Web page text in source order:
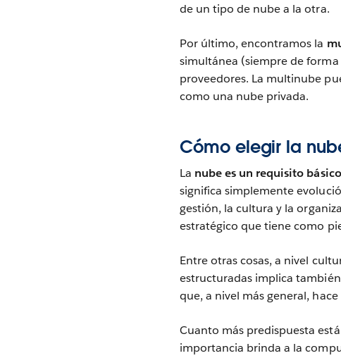
de un tipo de nube a la otra.
Por último, encontramos la
simultánea (siempre de
proveedores. La multinube
como una nube privada.
Cómo elegir la
La nube es un requisito
significa simplemente
gestión, la cultura y la
estratégico que tiene como
Entre otras cosas, a nivel
estructuradas implica
que, a nivel más general,
Cuanto más predispuesta
importancia brinda a la